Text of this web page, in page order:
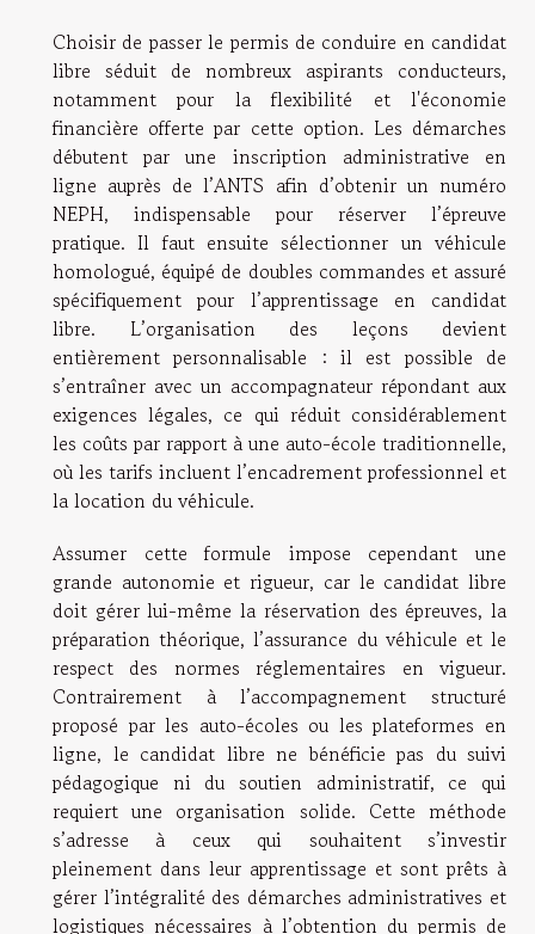
Choisir de passer le permis de conduire en candidat
libre séduit de nombreux aspirants conducteurs,
notamment pour la flexibilité et l'économie
financière offerte par cette option. Les démarches
débutent par une inscription administrative en
ligne auprès de l’ANTS afin d’obtenir un numéro
NEPH, indispensable pour réserver l’épreuve
pratique. Il faut ensuite sélectionner un véhicule
homologué, équipé de doubles commandes et assuré
spécifiquement pour l’apprentissage en candidat
libre. L’organisation des leçons devient
entièrement personnalisable : il est possible de
s’entraîner avec un accompagnateur répondant aux
exigences légales, ce qui réduit considérablement
les coûts par rapport à une auto-école traditionnelle,
où les tarifs incluent l’encadrement professionnel et
la location du véhicule.
Assumer cette formule impose cependant une
grande autonomie et rigueur, car le candidat libre
doit gérer lui-même la réservation des épreuves, la
préparation théorique, l’assurance du véhicule et le
respect des normes réglementaires en vigueur.
Contrairement à l’accompagnement structuré
proposé par les auto-écoles ou les plateformes en
ligne, le candidat libre ne bénéficie pas du suivi
pédagogique ni du soutien administratif, ce qui
requiert une organisation solide. Cette méthode
s’adresse à ceux qui souhaitent s’investir
pleinement dans leur apprentissage et sont prêts à
gérer l’intégralité des démarches administratives et
logistiques nécessaires à l’obtention du permis de